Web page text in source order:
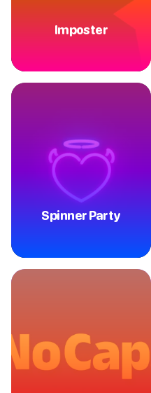
Imposter
Spinner Party